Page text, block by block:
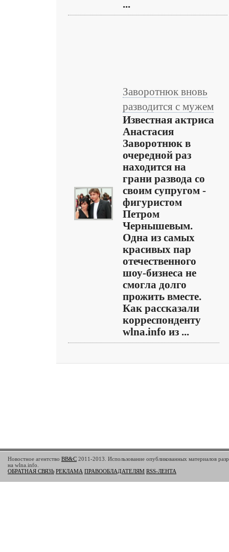
...
Заворотнюк вновь
разводится с мужем
Известная актриса
Анастасия
Заворотнюк в
очередной раз
находится на
грани развода со
своим супругом -
фигуристом
Петром
Чернышевым.
Одна из самых
красивых пар
отечественного
шоу-бизнеса не
смогла долго
прожить вместе.
Как рассказали
корреспонденту
wlna.info из ...
Новостное агентство BB&C 2011-2013. Использование опубликованных материалов
на wlna.info.
ОБРАТНАЯ СВЯЗЬ РЕКЛАМА ПРАВООБЛАДАТЕЛЯМ RSS-ЛЕНТА